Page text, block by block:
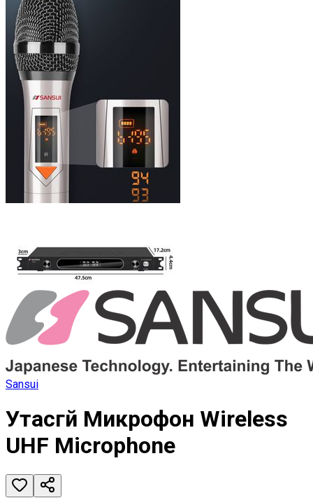
Sansui
Утасгүй Микрофон Wireless
UHF Microphone